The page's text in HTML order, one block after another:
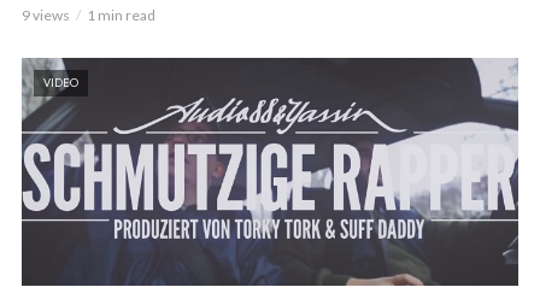
9 views 1 min read
VIDEO